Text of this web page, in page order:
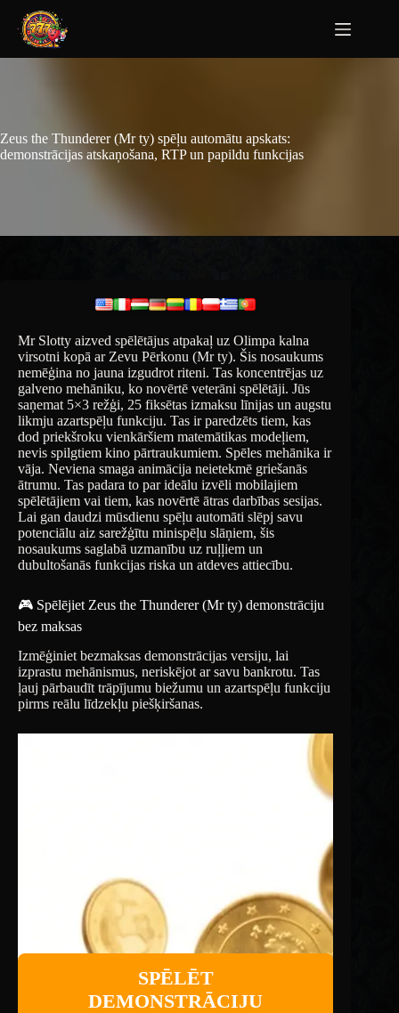
Zeus the Thunderer (Mr ty) spēļu automātu apskats:
demonstrācijas atskaņošana, RTP un papildu funkcijas
Mr Slotty aizved spēlētājus atpakaļ uz Olimpa kalna
virsotni kopā ar Zevu Pērkonu (Mr ty). Šis nosaukums
nemēģina no jauna izgudrot riteni. Tas koncentrējas uz
galveno mehāniku, ko novērtē veterāni spēlētāji. Jūs
saņemat 5×3 režģi, 25 fiksētas izmaksu līnijas un augstu
likmju azartspēļu funkciju. Tas ir paredzēts tiem, kas
dod priekšroku vienkāršiem matemātikas modeļiem,
nevis spilgtiem kino pārtraukumiem. Spēles mehānika ir
vāja. Neviena smaga animācija neietekmē griešanās
ātrumu. Tas padara to par ideālu izvēli mobilajiem
spēlētājiem vai tiem, kas novērtē ātras darbības sesijas.
Lai gan daudzi mūsdienu spēļu automāti slēpj savu
potenciālu aiz sarežģītu minispēļu slāņiem, šis
nosaukums saglabā uzmanību uz ruļļiem un
dubultošanās funkcijas riska un atdeves attiecību.
🎮 Spēlējiet Zeus the Thunderer (Mr ty) demonstrāciju
bez maksas
Izmēģiniet bezmaksas demonstrācijas versiju, lai
izprastu mehānismus, neriskējot ar savu bankrotu. Tas
ļauj pārbaudīt trāpījumu biežumu un azartspēļu funkciju
pirms reālu līdzekļu piešķiršanas.
SPĒLĒT
DEMONSTRĀCIJU